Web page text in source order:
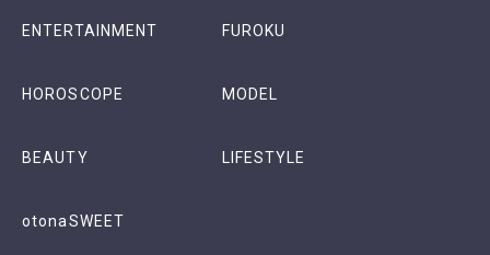
ENTERTAINMENT FUROKU
HOROSCOPE MODEL
BEAUTY LIFESTYLE
otonaSWEET